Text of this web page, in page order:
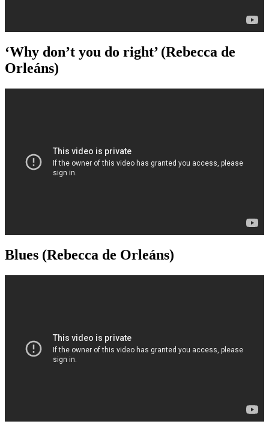
‘Why don’t you do right’ (Rebecca de
Orleáns)
Blues (Rebecca de Orleáns)